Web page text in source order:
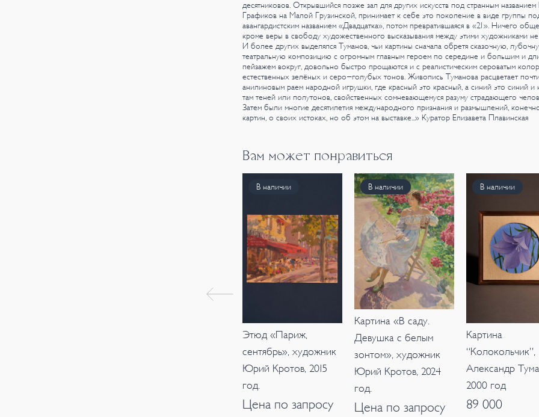
десятниковов. Открывшийся позже зал для других искусств под странным
Графиков на Малой Грузинской, принимает к себе это поколение в виде группы
авангардистским названием «Двадцатка», потом превратившаяся в «21». Ничего
кроме веры в свободу художественного высказывания между этими художниками
И более других выделялся Туманов, чьи картины сначала обретя сказочную,
театральную композицию с огромным главным героем по середине и большим и
пейзажем вокруг, довольно быстро прощаются и с реалистическим сероватым
естественных зелёных и серо-голубых тонов. Живопись Туманова расцветает
анилиновым раем народной игрушки, где красный это красный, а синий это синий и
там теней или полутонов, свойственных сомневающемуся разуму страдающего
Затем были многие десятилетия международного признания и размышлений,
картин, о своих истоках, но об этом на выставке...» Куратор Елизавета Плавинская
Вам может понравиться
В наличии
Этюд «Париж,
сентябрь», художник
Юрий Кротов, 2015
год.
Цена по запросу
В наличии
Картина «В саду.
Девушка с белым
зонтом», художник
Юрий Кротов, 2024
год.
Цена по запросу
В наличии
Картина
“Колокольчик”,
Александр
2000 год
89 000